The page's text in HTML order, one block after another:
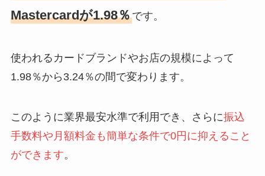
Mastercardが1.98％です。
使われるカードブランドやお店の規模によって
1.98％から3.24％の間で変わります。
このように業界最安水準で利用でき、さらに振込
手数料や月額料金も簡単な条件で0円に抑えること
ができます。